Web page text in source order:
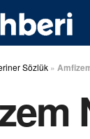
Sözlük »